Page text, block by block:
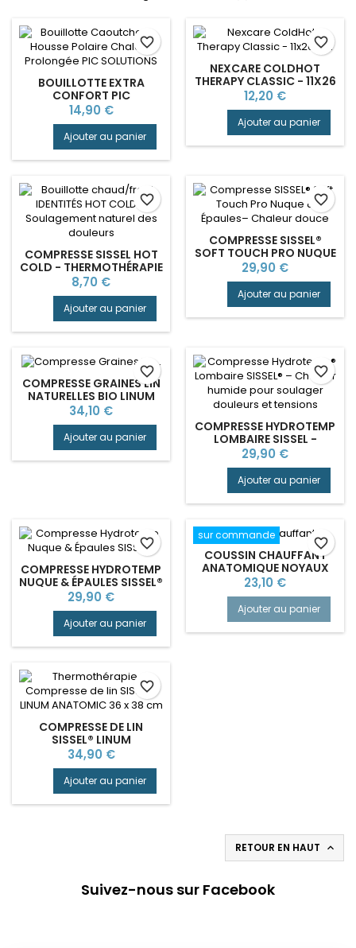
BOUILLOTTE EXTRA
CONFORT PIC
SOLUTION®
Prix
14,90 €
Ajouter au panier
favorite_border
NEXCARE COLDHOT
THERAPY CLASSIC - 11X26
CM
Prix
12,20 €
Ajouter au panier
favorite_border
COMPRESSE SISSEL HOT
COLD - THERMOTHÉRAPIE
CHAUD/FROID
Prix
8,70 €
Ajouter au panier
favorite_border
COMPRESSE SISSEL®
SOFT TOUCH PRO NUQUE
& ÉPAULES– CHALEUR
DOUCE
Prix
29,90 €
Ajouter au panier
favorite_border
COMPRESSE GRAINES LIN
NATURELLES BIO LINUM
CERVICAL CLASSIC SISSEL
Prix
34,10 €
Ajouter au panier
favorite_border
COMPRESSE HYDROTEMP
LOMBAIRE SISSEL -
CHALEUR HUMIDE
Prix
29,90 €
Ajouter au panier
favorite_border
COMPRESSE HYDROTEMP
NUQUE & ÉPAULES SISSEL®
Prix
29,90 €
Ajouter au panier
favorite_border
sur commande
COUSSIN CHAUFFANT
ANATOMIQUE NOYAUX
CERISES NATURELS SISSEL
Prix
23,10 €
Ajouter au panier
favorite_border
COMPRESSE DE LIN
SISSEL® LINUM
ANATOMIC 36 X 38 CM
Prix
34,90 €
Ajouter au panier
favorite_border
RETOUR EN HAUT 
Suivez-nous sur Facebook